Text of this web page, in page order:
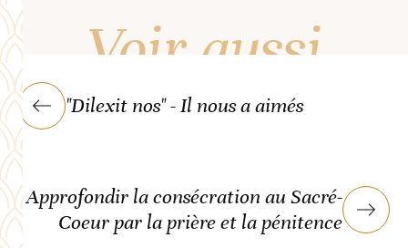
Voir aussi
"Dilexit nos" - Il nous a aimés
Approfondir la consécration au Sacré-
Coeur par la prière et la pénitence